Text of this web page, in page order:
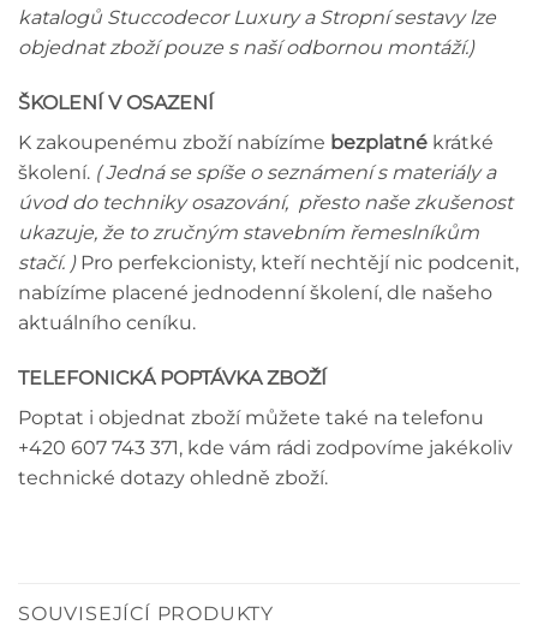
katalogů Stuccodecor Luxury a Stropní sestavy lze
objednat zboží pouze s naší odbornou montáží.)
ŠKOLENÍ V OSAZENÍ
K zakoupenému zboží nabízíme bezplatné krátké
školení. ( Jedná se spíše o seznámení s materiály a
úvod do techniky osazování, přesto naše zkušenost
ukazuje, že to zručným stavebním řemeslníkům
stačí. )Pro perfekcionisty, kteří nechtějí nic podcenit,
nabízíme placené jednodenní školení, dle našeho
aktuálního ceníku.
TELEFONICKÁ POPTÁVKA ZBOŽÍ
Poptat i objednat zboží můžete také na telefonu
+420 607 743 371, kde vám rádi zodpovíme jakékoliv
technické dotazy ohledně zboží.
SOUVISEJÍCÍ PRODUKTY